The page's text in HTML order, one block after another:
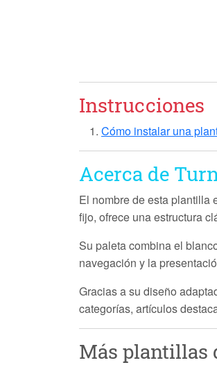
Instrucciones
Cómo instalar una
Acerca de
El nombre de esta plantilla
fijo, ofrece una estructura
Su paleta combina el
navegación y la
Gracias a su diseño
categorías, artículos
Más plantillas